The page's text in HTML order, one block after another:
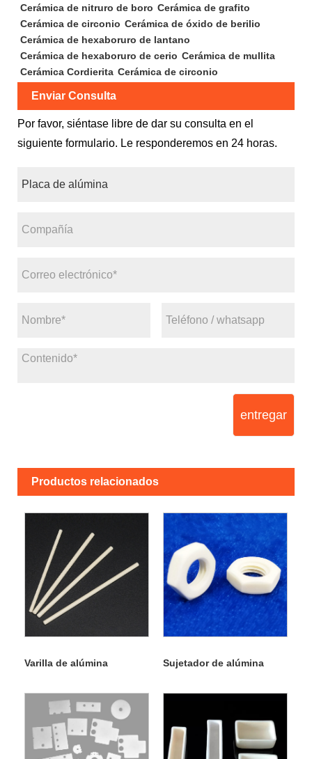
Cerámica de nitruro de boro Cerámica de grafito
Cerámica de circonio Cerámica de óxido de berilio
Cerámica de hexaboruro de lantano
Cerámica de hexaboruro de cerio Cerámica de mullita
Cerámica Cordierita Cerámica de circonio
Enviar Consulta
Por favor, siéntase libre de dar su consulta en el
siguiente formulario. Le responderemos en 24 horas.
entregar
Productos relacionados
Varilla de alúmina Sujetador de alúmina